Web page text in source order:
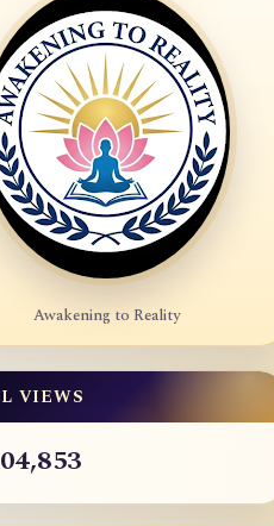
Awakening to Reality
VIEWS